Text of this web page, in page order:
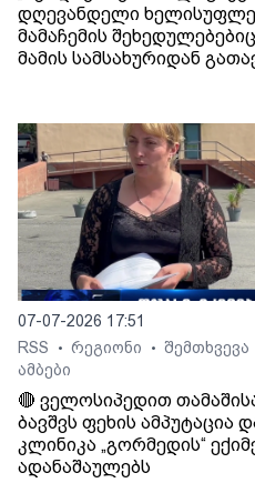
დღევანდელი
მამაჩემის
მამის სამსახურიდან
07-07-2026 17:51
RSS
• რეგიონი • შემთხვევა
ამბები
🔴 ველოსიპედით
ბავშვს ფეხის ამპუტაცია
კლინიკა „გორმედის“
ადანაშაულებს